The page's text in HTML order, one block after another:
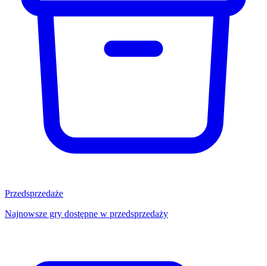
Przedsprzedaże
Najnowsze gry dostępne w przedsprzedaży